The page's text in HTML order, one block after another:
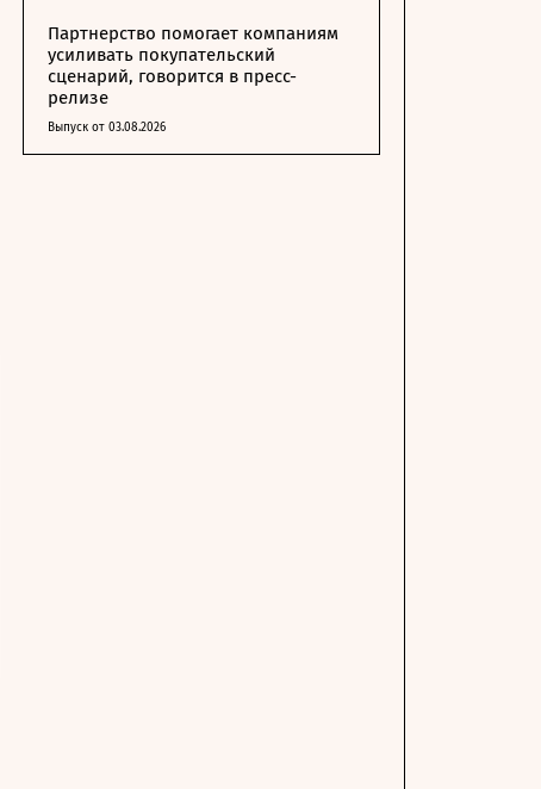
Партнерство помогает компаниям
усиливать покупательский
сценарий, говорится в пресс-
релизе
Выпуск от 03.08.2026